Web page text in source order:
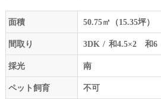
面積 50.75㎡（15.35坪）
間取り 3DK 和4.5×2 和
採光 南
ペット飼育 不可